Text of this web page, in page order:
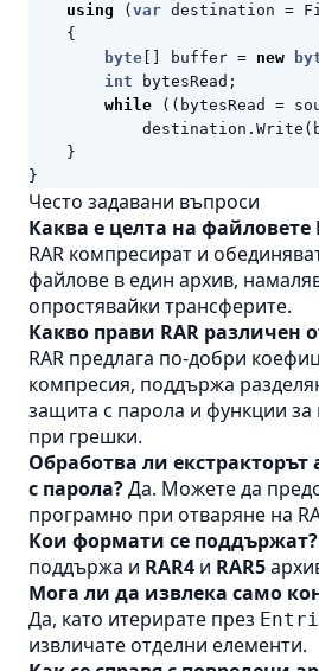
using
( var destination =
{
byte
buffer = new
int
bytesRead ;
while
(( bytesRead =
destination . Write (
}
}
Често задавани въпроси
Каква е целта на файловете
RAR компресират и
файлове в един архив,
опростявайки трансферите.
Какво прави RAR различен
RAR предлага по-добри
компресия, поддържа
защита с парола и функции за
при грешки.
Обработва ли
с парола?Да. Можете да
програмно при отваряне на
Кои формати се поддържат?
поддържа и RAR4 и RAR5
Мога ли да извлека само
Да, като итерирате през
извличате отделни елементи.